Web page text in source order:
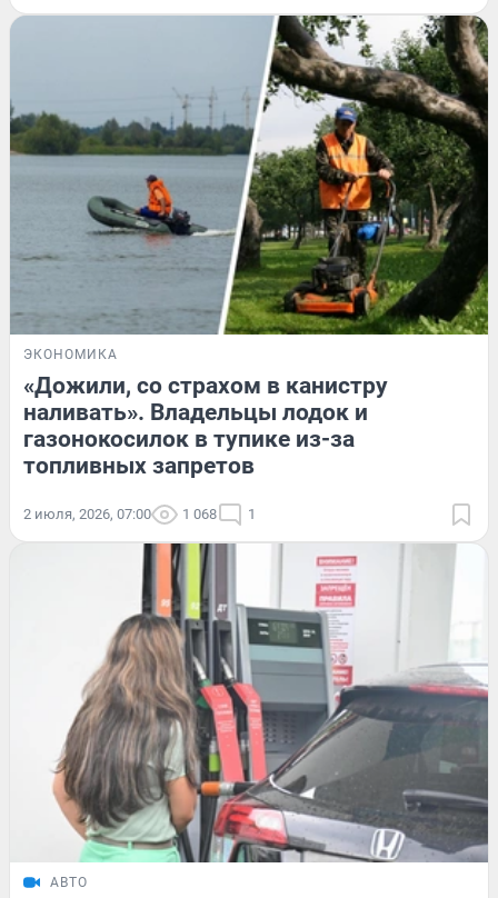
ЭКОНОМИКА
«Дожили, со страхом в канистру
наливать». Владельцы лодок и
газонокосилок в тупике из-за
топливных запретов
2 июля, 2026, 07:00 1 068 1
АВТО